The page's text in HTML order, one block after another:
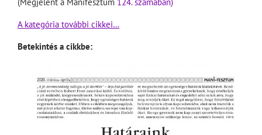
A kategória további cikkei…
Betekintés a cikkbe: